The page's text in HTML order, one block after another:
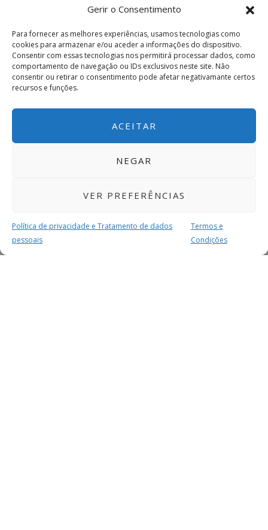
Gerir o Consentimento
Para fornecer as melhores experiências, usamos tecnologias como
cookies para armazenar e/ou aceder a informações do dispositivo.
Consentir com essas tecnologias nos permitirá processar dados, como
comportamento de navegação ou IDs exclusivos neste site. Não
consentir ou retirar o consentimento pode afetar negativamante certos
recursos e funções.
ACEITAR
NEGAR
VER PREFERÊNCIAS
Política de privacidade e Tratamento de dados
pessoais
Termos e
Condições